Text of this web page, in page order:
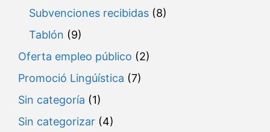
Subvenciones recibidas (8)
Tablón (9)
Oferta empleo público (2)
Promoció Lingúística (7)
Sin categoría (1)
Sin categorizar (4)